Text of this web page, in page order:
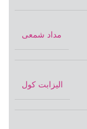
مداد شمعی
الیزابت کول